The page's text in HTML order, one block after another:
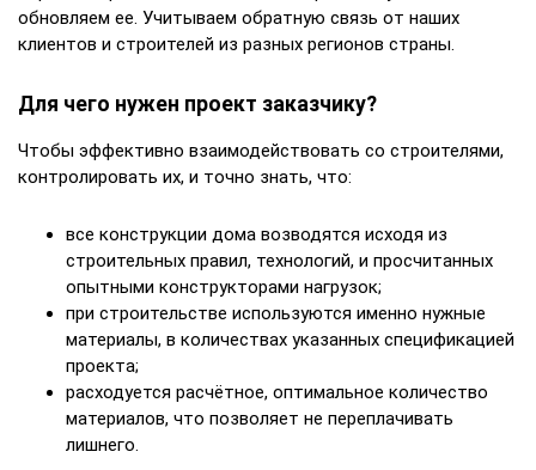
обновляем ее. Учитываем обратную связь от наших
клиентов и строителей из разных регионов страны.
Для чего нужен проект заказчику?
Чтобы эффективно взаимодействовать со строителями,
контролировать их, и точно знать, что:
все конструкции дома возводятся исходя из
строительных правил, технологий, и просчитанных
опытными конструкторами нагрузок;
при строительстве используются именно нужные
материалы, в количествах указанных спецификацией
проекта;
расходуется расчётное, оптимальное количество
материалов, что позволяет не переплачивать
лишнего.